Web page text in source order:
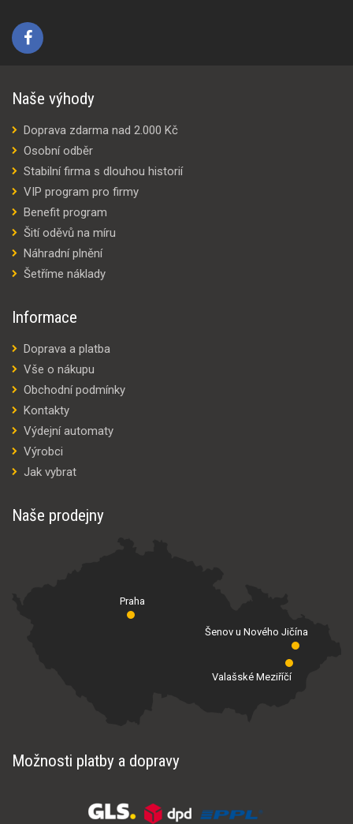
Naše výhody
Doprava zdarma nad 2.000 Kč
Osobní odběr
Stabilní firma s dlouhou historií
VIP program pro firmy
Benefit program
Šití oděvů na míru
Náhradní plnění
Šetříme náklady
Informace
Doprava a platba
Vše o nákupu
Obchodní podmínky
Kontakty
Výdejní automaty
Výrobci
Jak vybrat
Naše prodejny
Praha
Valašské Meziříčí
Šenov u Nového Jičína
Možnosti platby a dopravy